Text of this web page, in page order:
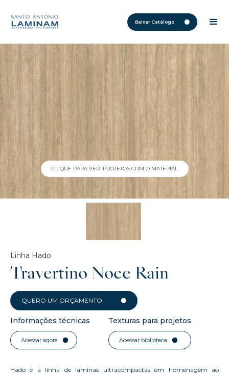
Baixar Catálogo
CLIQUE PARA VER PROJETOS COM O MATERIAL
Linha Hado
Travertino Noce Rain
QUERO UM ORÇAMENTO
Informações técnicas
Acessar agora
Texturas para projetos
Acessar biblioteca
Hado é a linha de lâminas ultracompactas em homenagem ao